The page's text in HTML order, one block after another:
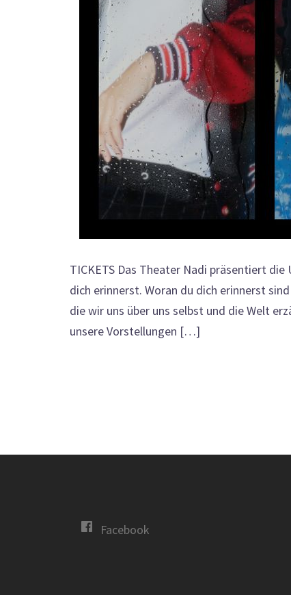
TICKETS Das Theater Nadi präsentiert
dich erinnerst. Woran du dich erinnerst
die wir uns über uns selbst und die Welt
unsere Vorstellungen […]
Facebook